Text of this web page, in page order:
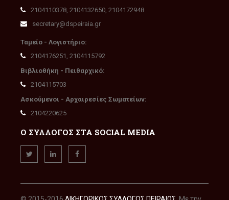
2104110378, 2104132650, 2104172948
secretary@dspeiraia.gr
Ταμείο - Λογιστήριο:
2104176251, 2104115792
Βιβλιοθήκη - Πειθαρχικό:
2104115703
Ασκούμενοι - Αρχαιρεσίες Σωματείων:
2104220625
Ο ΣΥΛΛΟΓΟΣ ΣΤΑ SOCIAL MEDIA